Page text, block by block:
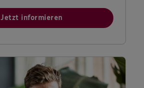
Jetzt informieren